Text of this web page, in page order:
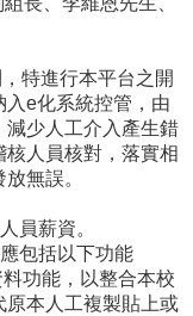
特進行本平台之開
e化系統控管，由
減少人工介入產生錯
人員核對，落實相
無誤。
員薪資。
包括以下功能
功能，以整合本校
原本人工複製貼上或